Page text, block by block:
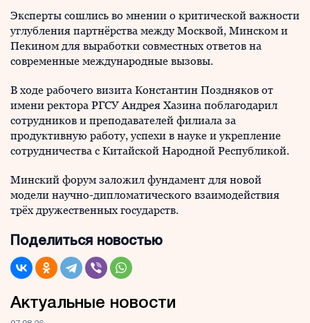
Эксперты сошлись во мнении о критической важности
углубления партнёрства между Москвой, Минском и
Пекином для выработки совместных ответов на
современные международные вызовы.
В ходе рабочего визита Константин Поздняков от
имени ректора РГСУ Андрея Хазина поблагодарил
сотрудников и преподавателей филиала за
продуктивную работу, успехи в науке и укрепление
сотрудничества с Китайской Народной Республикой.
Минский форум заложил фундамент для новой
модели научно-дипломатического взаимодействия
трёх дружественных государств.
Поделиться новостью
Актуальные новости